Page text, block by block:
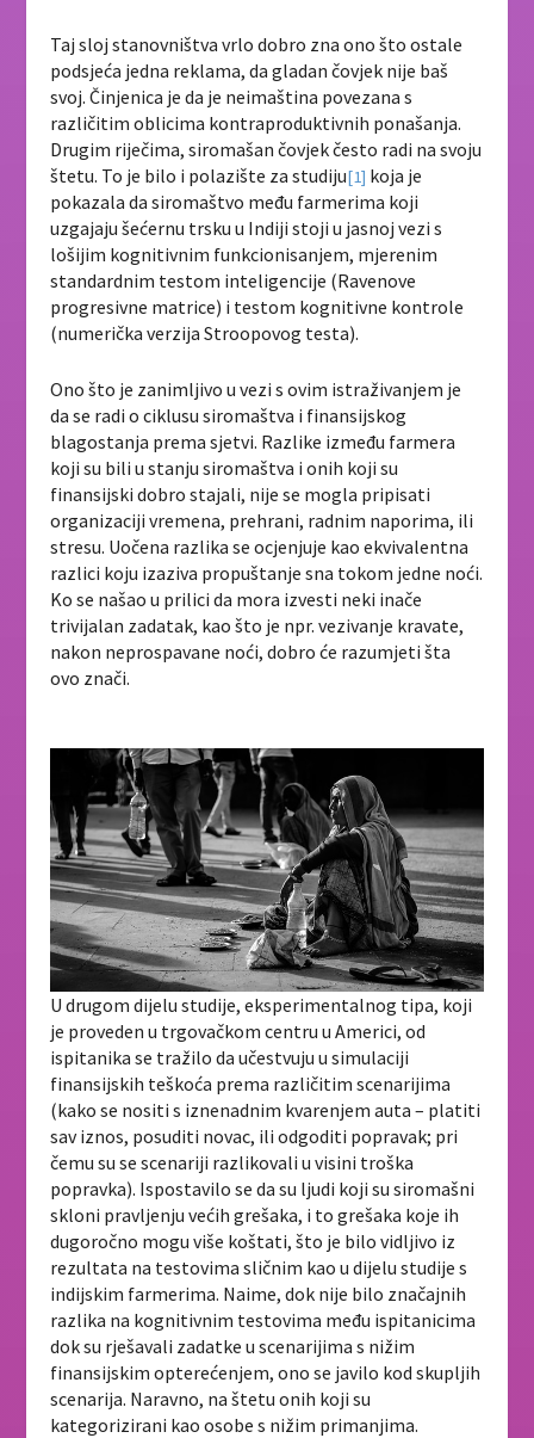
Taj sloj stanovništva vrlo dobro zna ono što ostale
podsjeća jedna reklama, da gladan čovjek nije baš
svoj. Činjenica je da je neimaština povezana s
različitim oblicima kontraproduktivnih ponašanja.
Drugim riječima, siromašan čovjek često radi na svoju
štetu. To je bilo i polazište za studiju[1] koja je
pokazala da siromaštvo među farmerima koji
uzgajaju šećernu trsku u Indiji stoji u jasnoj vezi s
lošijim kognitivnim funkcionisanjem, mjerenim
standardnim testom inteligencije (Ravenove
progresivne matrice) i testom kognitivne kontrole
(numerička verzija Stroopovog testa).
Ono što je zanimljivo u vezi s ovim istraživanjem je
da se radi o ciklusu siromaštva i finansijskog
blagostanja prema sjetvi. Razlike između farmera
koji su bili u stanju siromaštva i onih koji su
finansijski dobro stajali, nije se mogla pripisati
organizaciji vremena, prehrani, radnim naporima, ili
stresu. Uočena razlika se ocjenjuje kao ekvivalentna
razlici koju izaziva propuštanje sna tokom jedne noći.
Ko se našao u prilici da mora izvesti neki inače
trivijalan zadatak, kao što je npr. vezivanje kravate,
nakon neprospavane noći, dobro će razumjeti šta
ovo znači.
U drugom dijelu studije, eksperimentalnog tipa, koji
je proveden u trgovačkom centru u Americi, od
ispitanika se tražilo da učestvuju u simulaciji
finansijskih teškoća prema različitim scenarijima
(kako se nositi s iznenadnim kvarenjem auta – platiti
sav iznos, posuditi novac, ili odgoditi popravak; pri
čemu su se scenariji razlikovali u visini troška
popravka). Ispostavilo se da su ljudi koji su siromašni
skloni pravljenju većih grešaka, i to grešaka koje ih
dugoročno mogu više koštati, što je bilo vidljivo iz
rezultata na testovima sličnim kao u dijelu studije s
indijskim farmerima. Naime, dok nije bilo značajnih
razlika na kognitivnim testovima među ispitanicima
dok su rješavali zadatke u scenarijima s nižim
finansijskim opterećenjem, ono se javilo kod skupljih
scenarija. Naravno, na štetu onih koji su
kategorizirani kao osobe s nižim primanjima.